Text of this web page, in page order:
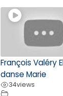
François Valéry
danse Marie
34views